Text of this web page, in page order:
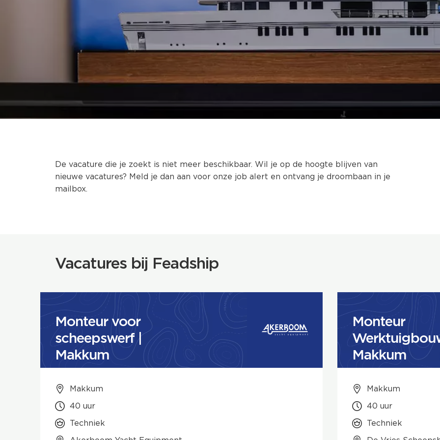
De vacature die je zoekt is niet meer beschikbaar. Wil je op de hoogte blijven van
nieuwe vacatures? Meld je dan aan voor onze job alert en ontvang je droombaan in je
mailbox.
Vacatures bij Feadship
Monteur voor
scheepswerf |
Makkum
Makkum
40 uur
Techniek
Monteur
Makkum
Makkum
40 uur
Techniek